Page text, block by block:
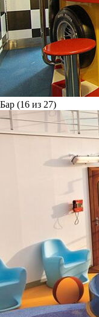
Бар (16 из 27)